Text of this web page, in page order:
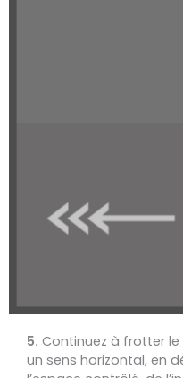
5. Continuez à frotter
un sens horizontal, en